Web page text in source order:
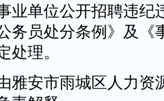
业单位公开招聘违纪
务员处分条例》及《
处理。
雅安市雨城区人力资